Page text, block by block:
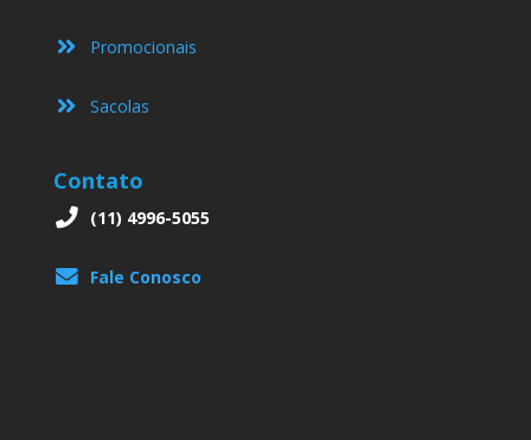
Promocionais
Sacolas
Contato
(11) 4996-5055
Fale Conosco